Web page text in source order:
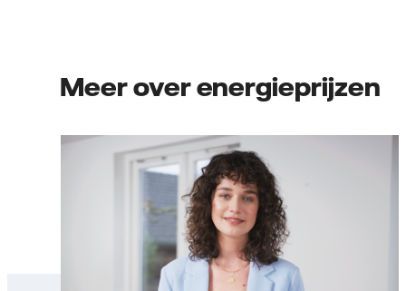
Meer over energieprijzen